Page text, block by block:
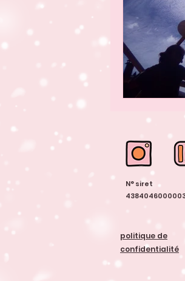
N° siret
politique de
confidentialité